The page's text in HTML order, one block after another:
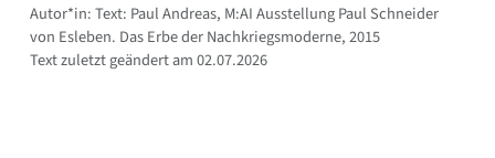
Autor*in: Text: Paul Andreas, M:AI Ausstellung Paul Schneider
von Esleben. Das Erbe der Nachkriegsmoderne, 2015
Text zuletzt geändert am 02.07.2026